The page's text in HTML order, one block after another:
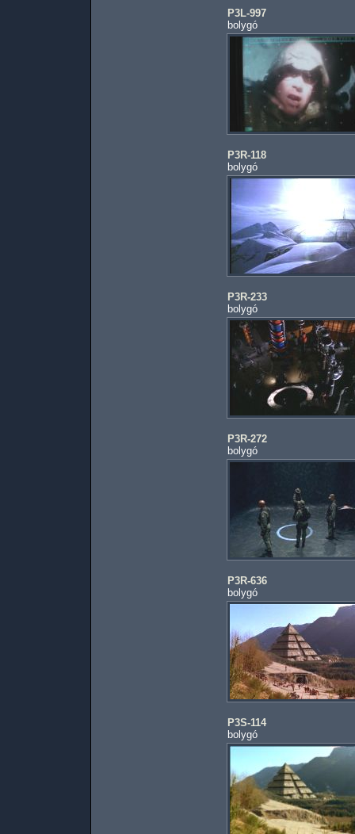
P3L-997
bolygó
P3R-118
bolygó
P3R-233
bolygó
P3R-272
bolygó
P3R-636
bolygó
P3S-114
bolygó